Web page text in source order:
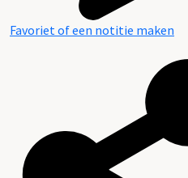
Favoriet of een notitie maken